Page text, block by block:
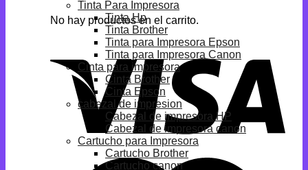
No hay productos en el carrito.
Tinta Para Impresora
Tinta Hp
Tinta Brother
Tinta para Impresora Epson
Tinta para Impresora Canon
Cinta para impresora
Cinta Brother
Cinta Epson
cabezal de impresion
Cabezal de impresora HP
Cabezal de impresora canon
Cartucho para Impresora
Cartucho Brother
Cartucho canon